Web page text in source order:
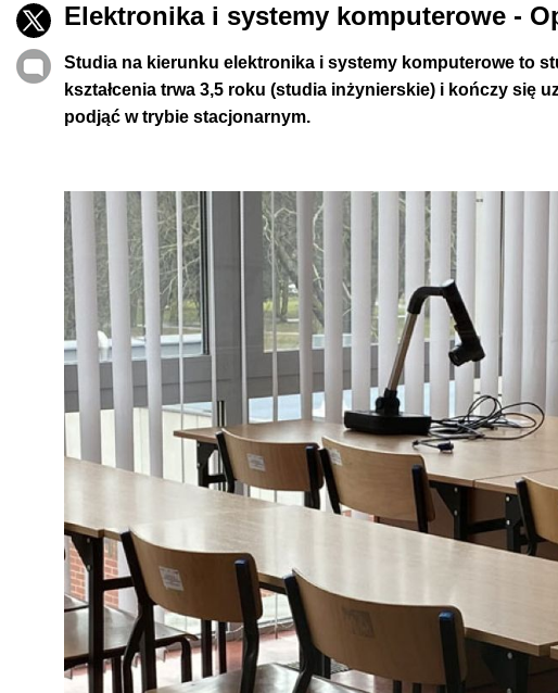
Elektronika i systemy komputerowe -
Studia na kierunku elektronika i systemy komputerowe to
kształcenia trwa 3,5 roku (studia inżynierskie) i kończy się
podjąć w trybie stacjonarnym.